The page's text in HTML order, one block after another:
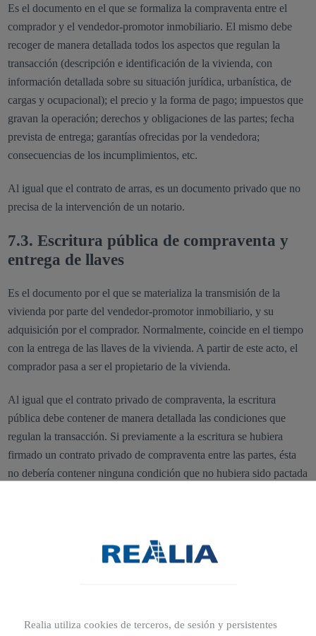
Es el documento en el que se formaliza la compraventa entre el
comprador y el vendedor-promotor inmobiliario. El mismo debe
recoger de manera detallada todos los aspectos que regulan la
transacción (descripción e identificación de la vivienda, con
información detallada sobre su situación jurídica, urbanística, de
cargas y ocupacional); el precio y la forma de pago; impuestos que
gravan la operación; derechos y obligaciones de las partes; fecha
prevista de entrega; garantías ofrecidas por la vendedora;
consecuencias de los incumplimientos, etc.
Al igual que el contrato de arras, es un documento privado que no
precisa de la intervención de un notario.
7.3. Escritura pública de compraventa y
entrega de llaves
Es el documento por el que se materializa la transmisión de la
vivienda por parte del vendedor-promotor inmobiliario, y su
adquisición por el comprador. Normalmente, coincide en el tiempo
con la entrega de las llaves de la vivienda. A partir de este acto, el
comprador pasa a ser el propietario de la vivienda.
Al igual que el contrato privado de compraventa, la escritura
pública debe contener de manera detallada las condiciones que
regulan la transacción. Si previamente a la escritura se hubiera
firmado un contrato privado de compraventa entre las partes, ésta
no debería contener ninguna condición que no hubiera sido pactada
Como documento público, precisa de la intervención de un
fedatario público (el notario), que da fe de la capacidad de los
Realia utiliza cookies de terceros, de sesión y persistentes